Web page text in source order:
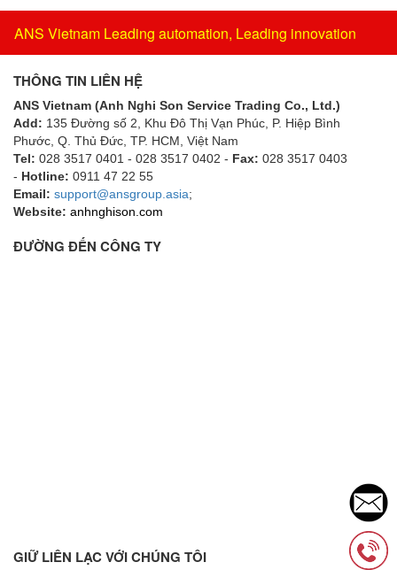
ANS Vietnam Leading automation, Leading innovation
THÔNG TIN LIÊN HỆ
ANS Vietnam (Anh Nghi Son Service Trading Co., Ltd.)
Add: 135 Đường số 2, Khu Đô Thị Vạn Phúc, P. Hiệp Bình
Phước, Q. Thủ Đức, TP. HCM , Việt Nam
Tel: 028 3517 0401 - 028 3517 0402 - Fax: 028 3517 0403
- Hotline: 0911 47 22 55
Email: support@ansgroup.asia;
Website: anhnghison.com
ĐƯỜNG ĐẾN CÔNG TY
GIỮ LIÊN LẠC VỚI CHÚNG TÔI